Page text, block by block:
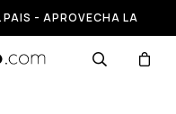
PAIS - APROVECHA LA
OFF